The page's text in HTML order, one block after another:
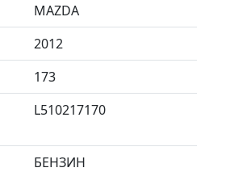
MAZDA
2012
173
L510217170
БЕНЗИН